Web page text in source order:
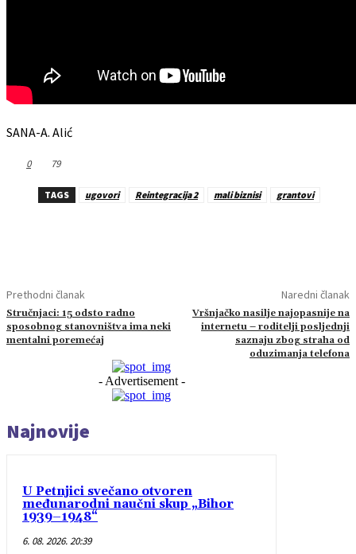
SANA-A. Alić
0 79
TAGS ugovori Reintegracija 2 mali biznisi grantovi
Prethodni članak
Stručnjaci: 15 odsto radno
sposobnog stanovništva ima neki
mentalni poremećaj
Naredni članak
Vršnjačko nasilje najopasnije na
internetu – roditelji posljednji
saznaju zbog straha od
oduzimanja telefona
- Advertisement -
Najnovije
U Petnjici svečano otvoren
međunarodni naučni skup „Bihor
1939–1948“
6. 08. 2026. 20:39